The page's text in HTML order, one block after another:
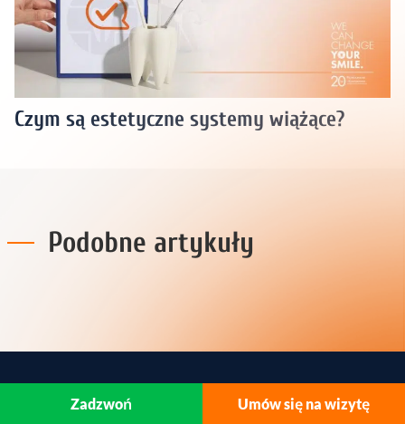
Czym są estetyczne systemy wiążące?
Podobne artykuły
Zadzwoń Umów się na wizytę
Gabinet dentystyczny LSM Zana